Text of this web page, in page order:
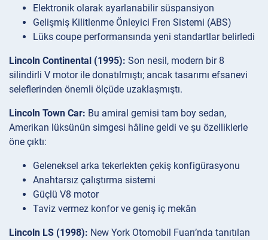
Elektronik olarak ayarlanabilir süspansiyon
Gelişmiş Kilitlenme Önleyici Fren Sistemi (ABS)
Lüks coupe performansında yeni standartlar belirledi
Lincoln Continental (1995): Son nesil, modern bir 8
silindirli V motor ile donatılmıştı; ancak tasarımı efsanevi
seleflerinden önemli ölçüde uzaklaşmıştı.
Lincoln Town Car: Bu amiral gemisi tam boy sedan,
Amerikan lüksünün simgesi hâline geldi ve şu özelliklerle
öne çıktı:
Geleneksel arka tekerlekten çekiş konfigürasyonu
Anahtarsız çalıştırma sistemi
Güçlü V8 motor
Taviz vermez konfor ve geniş iç mekân
Lincoln LS (1998): New York Otomobil Fuarı’nda tanıtılan